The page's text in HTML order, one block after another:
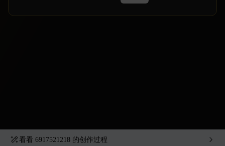
看看 6917521218 的创作过程